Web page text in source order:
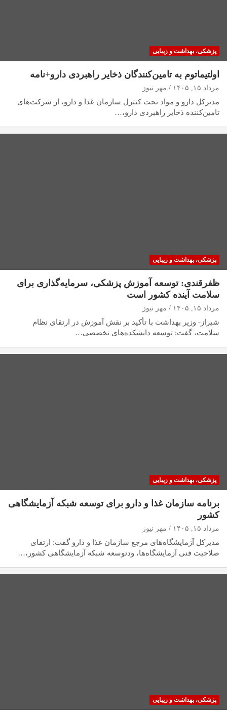
پزشکی، بهداشت و زیبایی
اولتیماتوم به تامین‌کنندگان ذخایر راهبردی دارو+نامه
مرداد ۱۵, ۱۴۰۵ مهر نیوز
مدیرکل دارو و مواد تحت کنترل سازمان غذا و دارو، از شرکت‌های
تامین‌کننده ذخایر راهبردی دارو،…
پزشکی، بهداشت و زیبایی
ظفرقندی: توسعه آموزش پزشکی، سرمایه‌گذاری برای
سلامت آینده کشور است
مرداد ۱۵, ۱۴۰۵ مهر نیوز
شیراز- وزیر بهداشت با تأکید بر نقش آموزش در ارتقای نظام
سلامت، گفت: توسعه دانشکده‌های تخصصی…
پزشکی، بهداشت و زیبایی
برنامه سازمان غذا و دارو برای توسعه شبکه آزمایشگاهی
کشور
مرداد ۱۵, ۱۴۰۵ مهر نیوز
مدیرکل آزمایشگاه‌های مرجع سازمان غذا و دارو گفت: ارتقای
صلاحیت فنی آزمایشگاه‌ها، ودتوسعه شبکه آزمایشگاهی کشور،…
پزشکی، بهداشت و زیبایی